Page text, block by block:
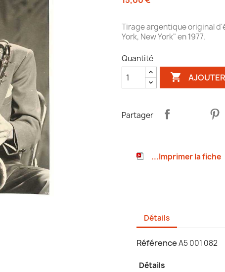
Tirage argentique original
York, New York" en 1977.
Quantité

Partager
...Imprimer la fiche
Détails
RéférenceA5 001 082
Détails